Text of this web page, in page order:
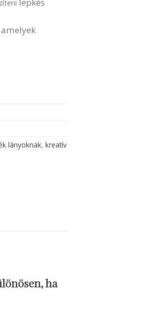
lányoknak, kreatív
ha